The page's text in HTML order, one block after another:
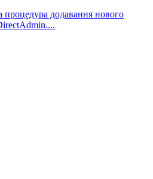
процедура додавання нового